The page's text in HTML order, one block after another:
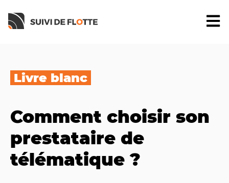
Livre blanc
Comment choisir son
prestataire de
télématique ?